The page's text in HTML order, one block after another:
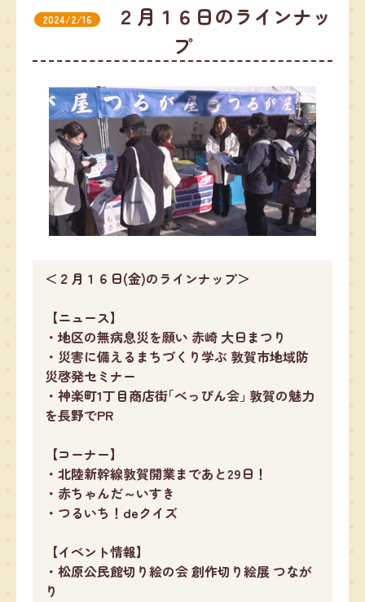
2024/2/16
２月１６日のラインナッ
プ
＜２月１６日(金)のラインナップ＞
【ニュース】
・地区の無病息災を願い 赤崎 大日まつり
・災害に備えるまちづくり学ぶ 敦賀市地域防
災啓発セミナー
・神楽町1丁目商店街｢べっぴん会｣ 敦賀の魅力
を長野でPR
【コーナー】
・北陸新幹線敦賀開業まであと29日！
・赤ちゃんだ～いすき
・つるいち！deクイズ
【イベント情報】
・松原公民館切り絵の会 創作切り絵展 つなが
り